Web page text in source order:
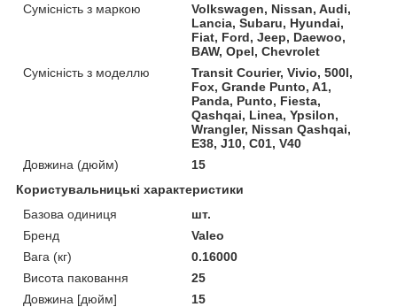
Сумісність з маркою
Volkswagen, Nissan, Audi,
Lancia, Subaru, Hyundai,
Fiat, Ford, Jeep, Daewoo,
BAW, Opel, Chevrolet
Сумісність з моделлю
Transit Courier, Vivio, 500l,
Fox, Grande Punto, A1,
Panda, Punto, Fiesta,
Qashqai, Linea, Ypsilon,
Wrangler, Nissan Qashqai,
E38, J10, C01, V40
Довжина (дюйм)
15
Користувальницькі характеристики
Базова одиниця
шт.
Бренд
Valeo
Вага (кг)
0.16000
Висота паковання
25
Довжина [дюйм]
15